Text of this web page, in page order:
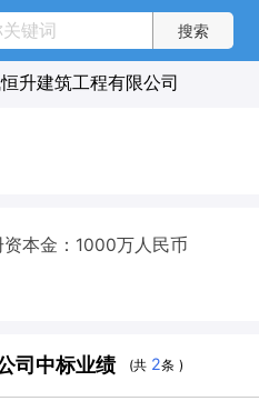
升建筑工程有限公司
资本金：1000万人民币
司中标业绩 (共 2条 )